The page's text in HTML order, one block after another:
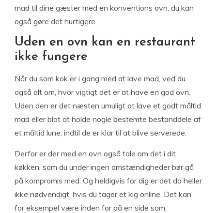
mad til dine gæster med en konventions ovn, du kan
også gøre det hurtigere.
Uden en ovn kan en restaurant
ikke fungere
Når du som kok er i gang med at lave mad, ved du
også alt om, hvor vigtigt det er at have en god ovn.
Uden den er det næsten umuligt at lave et godt måltid
mad eller blot at holde nogle bestemte bestanddele af
et måltid lune, indtil de er klar til at blive serverede.
Derfor er der med en ovn også tale om det i dit
køkken, som du under ingen omstændigheder bør gå
på kompromis med. Og heldigvis for dig er det da heller
ikke nødvendigt, hvis du tager et kig online. Det kan
for eksempel være inden for på en side som;